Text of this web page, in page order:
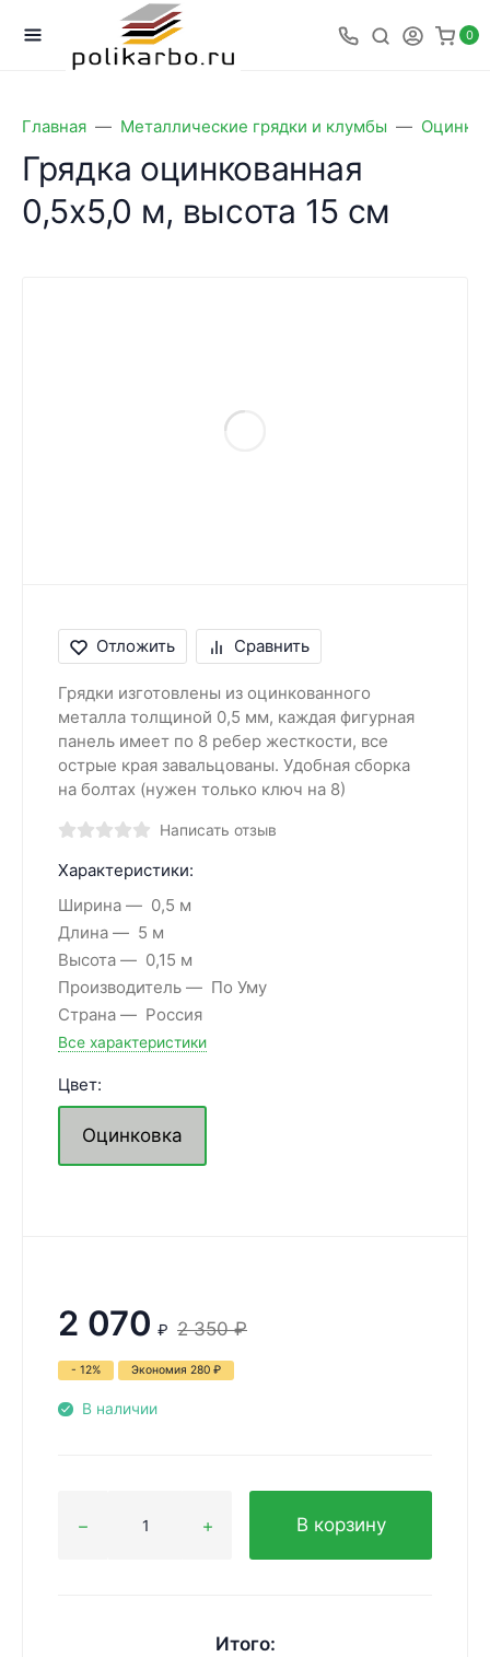
0
Главная Металлические грядки и клумбы
Грядка оцинкованная
0,5х5,0 м, высота 15 см
Отложить Сравнить
Грядки изготовлены из оцинкованного
металла толщиной 0,5 мм, каждая фигурная
панель имеет по 8 ребер жесткости, все
острые края завальцованы. Удобная сборка
на болтах (нужен только ключ на 8)
Написать отзыв
Характеристики:
Ширина
0,5 м
Длина
5 м
Высота
0,15 м
Производитель
По Уму
Страна
Россия
Все характеристики
Цвет:
Оцинковка
2 070 ₽ 2 350 ₽
- 12% Экономия 280 ₽
В наличии
В корзину
Итого: